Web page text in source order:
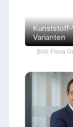
Kunststoff-
Varianten
Bild: Flexa